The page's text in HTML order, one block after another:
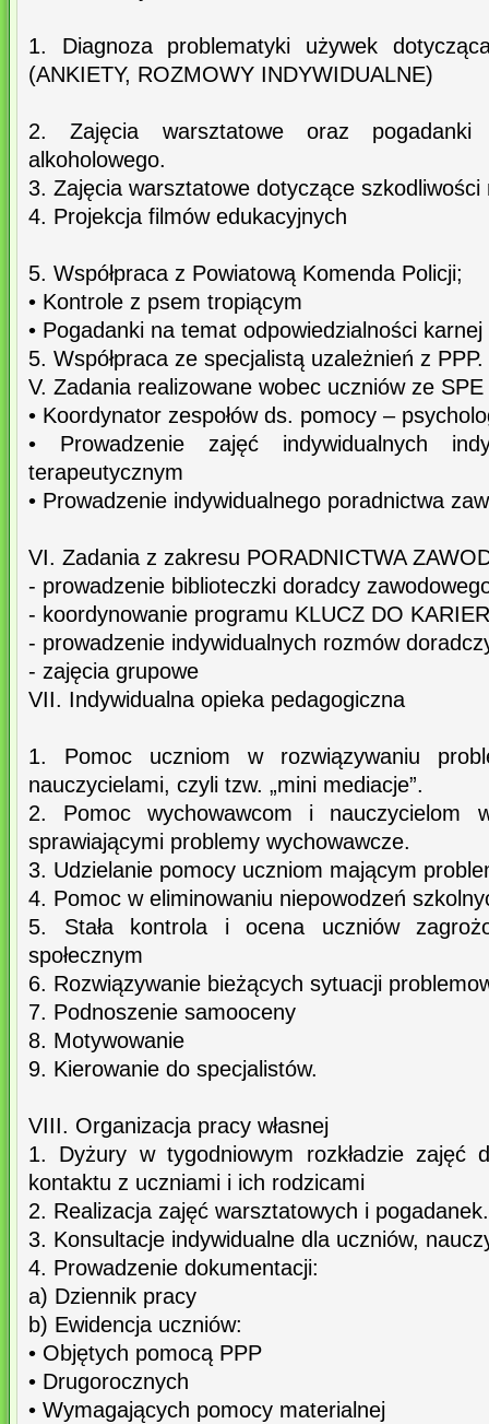
1. Diagnoza problematyki używek
(ANKIETY, ROZMOWY INDYWIDUALNE)
2. Zajęcia warsztatowe oraz pogadanki
alkoholowego.
3. Zajęcia warsztatowe dotyczące szkodliwości
4. Projekcja filmów edukacyjnych
5. Współpraca z Powiatową Komenda Policji;
• Kontrole z psem tropiącym
• Pogadanki na temat odpowiedzialności karnej
5. Współpraca ze specjalistą uzależnień z PPP.
V. Zadania realizowane wobec uczniów ze SPE
• Koordynator zespołów ds. pomocy –
• Prowadzenie zajęć indywidualnych
terapeutycznym
• Prowadzenie indywidualnego poradnictwa
VI. Zadania z zakresu PORADNICTWA
- prowadzenie biblioteczki doradcy
- koordynowanie programu KLUCZ DO
- prowadzenie indywidualnych rozmów
- zajęcia grupowe
VII. Indywidualna opieka pedagogiczna
1. Pomoc uczniom w rozwiązywaniu
nauczycielami, czyli tzw. „mini mediacje”.
2. Pomoc wychowawcom i
sprawiającymi problemy wychowawcze.
3. Udzielanie pomocy uczniom mającym
4. Pomoc w eliminowaniu niepowodzeń
5. Stała kontrola i ocena uczniów
społecznym
6. Rozwiązywanie bieżących sytuacji
7. Podnoszenie samooceny
8. Motywowanie
9. Kierowanie do specjalistów.
VIII. Organizacja pracy własnej
1. Dyżury w tygodniowym rozkładzie zajęć
kontaktu z uczniami i ich rodzicami
2. Realizacja zajęć warsztatowych i pogadanek.
3. Konsultacje indywidualne dla uczniów,
4. Prowadzenie dokumentacji:
a) Dziennik pracy
b) Ewidencja uczniów:
• Objętych pomocą PPP
• Drugorocznych
• Wymagających pomocy materialnej